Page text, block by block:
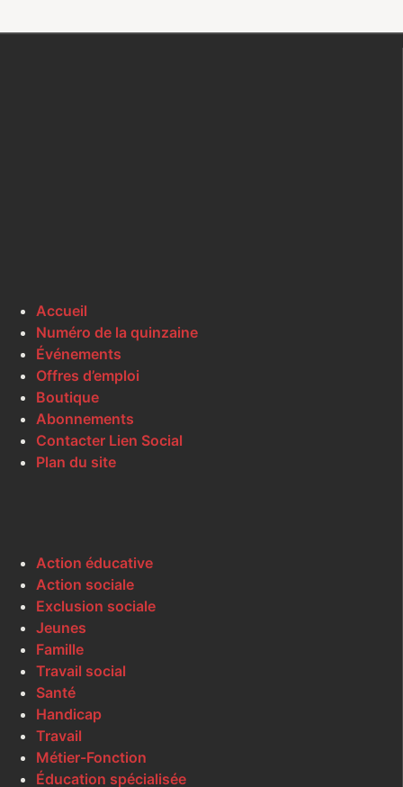
Accueil
Numéro de la quinzaine
Événements
Offres d’emploi
Boutique
Abonnements
Contacter Lien Social
Plan du site
Action éducative
Action sociale
Exclusion sociale
Jeunes
Famille
Travail social
Santé
Handicap
Travail
Métier-Fonction
Éducation spécialisée